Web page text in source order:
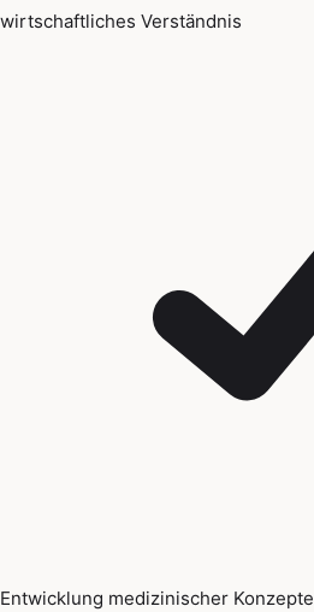
wirtschaftliches Verständnis
Entwicklung medizinischer Konzepte